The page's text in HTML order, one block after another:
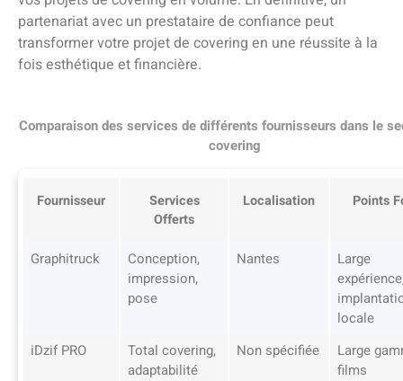
partenariat avec un prestataire de confiance peut
transformer votre projet de covering en une réussite à la
fois esthétique et financière.
Comparaison des services de différents fournisseurs dans le
covering
Fournisseur
Services
Offerts
Localisation Points
Graphitruck
Conception,
impression,
pose
Nantes
Large
locale
iDzif PRO
Total covering,
adaptabilité
Non spécifiée
Large
films